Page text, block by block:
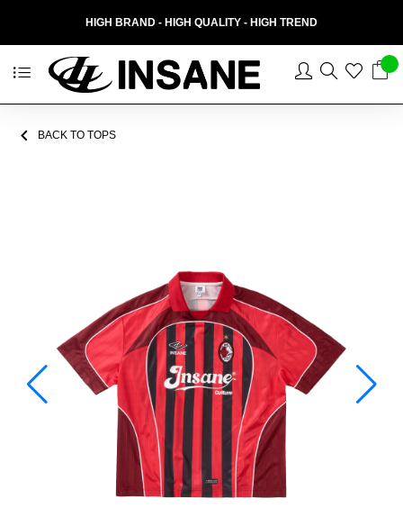
HIGH BRAND - HIGH QUALITY - HIGH TREND
BACK TO TOPS